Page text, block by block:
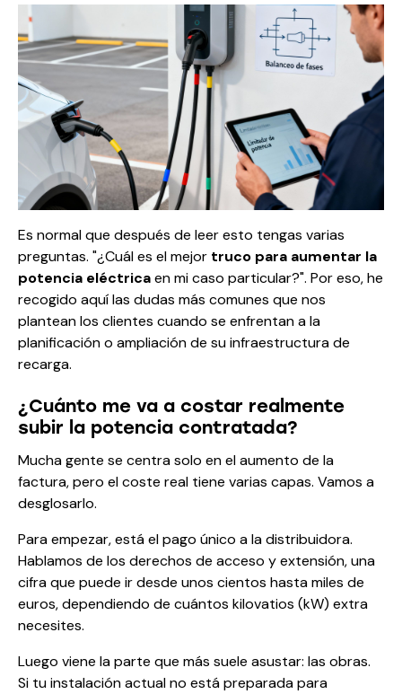
Es normal que después de leer esto tengas varias
preguntas. "¿Cuál es el mejor truco para aumentar la
potencia eléctricaen mi caso particular?". Por eso, he
recogido aquí las dudas más comunes que nos
plantean los clientes cuando se enfrentan a la
planificación o ampliación de su infraestructura de
recarga.
¿Cuánto me va a costar realmente
subir la potencia contratada?
Mucha gente se centra solo en el aumento de la
factura, pero el coste real tiene varias capas. Vamos a
desglosarlo.
Para empezar, está el pago único a la distribuidora.
Hablamos de los derechos de acceso y extensión, una
cifra que puede ir desde unos cientos hasta miles de
euros, dependiendo de cuántos kilovatios (kW) extra
necesites.
Luego viene la parte que más suele asustar: las obras.
Si tu instalación actual no está preparada para